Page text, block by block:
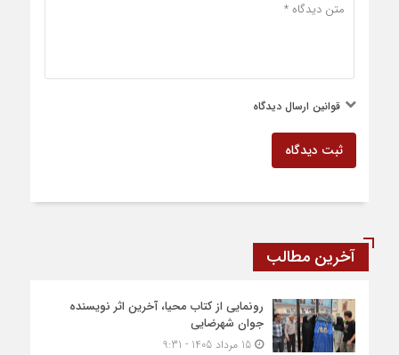
قوانین ارسال دیدگاه
ثبت دیدگاه
آخرین مطالب
رونمایی از کتاب محیا، آخرین اثر نویسنده
جوان شهرضایی
15 مرداد 1405 - 9:31